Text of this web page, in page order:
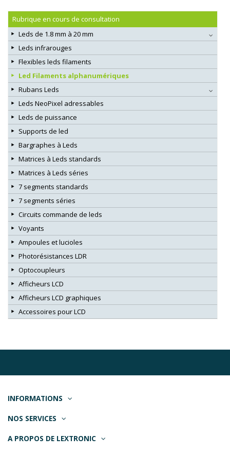
Rubrique en cours de consultation
Leds de 1.8 mm à 20 mm
Leds infrarouges
Flexibles leds filaments
Led Filaments alphanumériques
Rubans Leds
Leds NeoPixel adressables
Leds de puissance
Supports de led
Bargraphes à Leds
Matrices à Leds standards
Matrices à Leds séries
7 segments standards
7 segments séries
Circuits commande de leds
Voyants
Ampoules et lucioles
Photorésistances LDR
Optocoupleurs
Afficheurs LCD
Afficheurs LCD graphiques
Accessoires pour LCD
INFORMATIONS
NOS SERVICES
A PROPOS DE LEXTRONIC